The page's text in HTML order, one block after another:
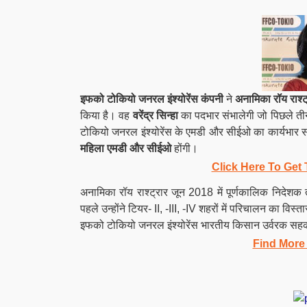
इफको टोकियो जनरल इंश्योरेंस कंपनीनेअनामिका रॉय
किया है। वहवरेंद्र सिन्हाका पदभार संभालेगी जो पिछले
टोकियो जनरल इंश्योरेंस के एमडी और सीईओ का कार्यभार
महिला एमडी और सीईओहोंगी।
Click Here To Get
अनामिका रॉय राश्ट्रार जून 2018 में पूर्णकालिक
पहले उन्होंने टियर- II, -III, -IV शहरों में परिचालन का
इफको टोकियो जनरल इंश्योरेंस भारतीय किसान उर्वरक
Find